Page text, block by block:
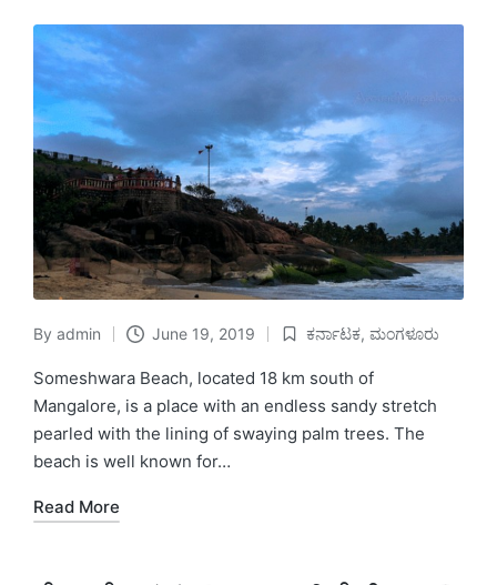
Posted
by
By admin June 19, 2019
Posted
in
ಕರ್ನಾಟಕ, ಮಂಗಳೂರು
Someshwara Beach, located 18 km south of
Mangalore, is a place with an endless sandy stretch
pearled with the lining of swaying palm trees. The
beach is well known for…
Read More